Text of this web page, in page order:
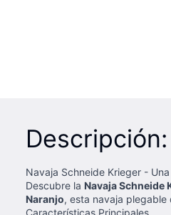
Descripción:
Navaja Schneide Krieger -
Descubre la Navaja Schneide
Naranjo, esta navaja plegable
Características Principales